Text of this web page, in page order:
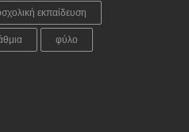
εκπαίδευση
φύλο